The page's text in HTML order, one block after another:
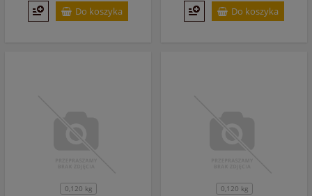
Do koszyka
Do koszyka
0,120 kg 0,120 kg